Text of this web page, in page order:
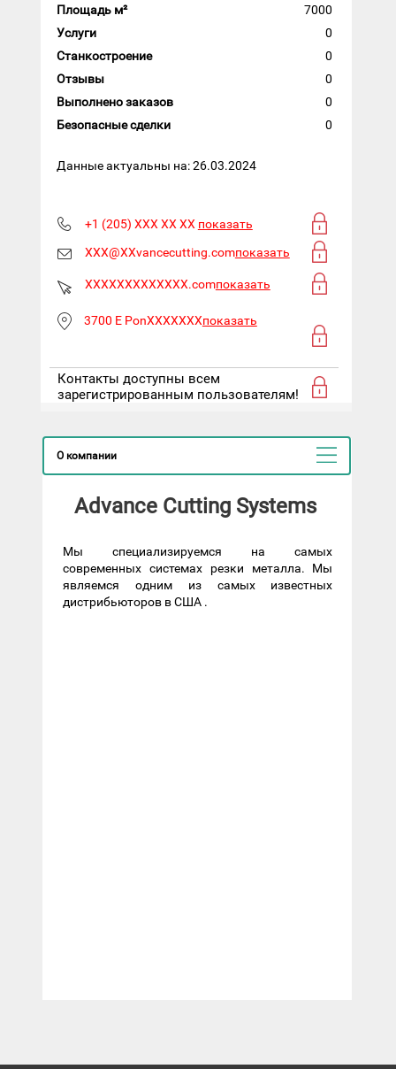
Площадь м²
7000
Услуги
0
Станкостроение
0
Отзывы
0
Выполнено заказов
0
Безопасные сделки
0
Данные актуальны на: 26.03.2024
+1 (205) XXX XX XX показать
XXX@XXvancecutting.comпоказать
XXXXXXXXXXXXX.comпоказать
3700 E PonXXXXXXXпоказать
Контакты доступны всем
зарегистрированным пользователям!
О компании
Advance Cutting Systems
Мы специализируемся на самых
современных системах резки металла. Мы
являемся одним из самых известных
дистрибьюторов в США .